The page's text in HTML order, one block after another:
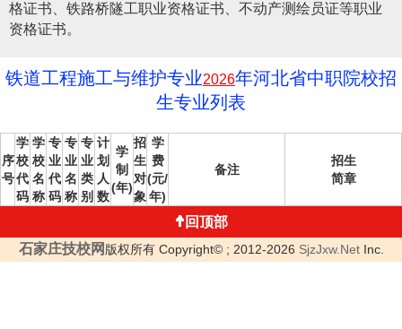
格证书、铁路桥隧工职业资格证书、不动产测绘员证等职业
资格证书。
铁道工程施工与维护专业2026年河北省中职院校招
生专业列表
序
号
学
校
代
码
学
校
名
称
专
业
代
码
专
业
名
称
专
业
类
别
计
划
人
数
学
制
(年)
招
生
对
象
学
费
(元/
年)
备注
招生
简章
回顶部
石家庄技校网 版权所有 Copyright© ; 2012-2026 SjzJxw.NetInc.